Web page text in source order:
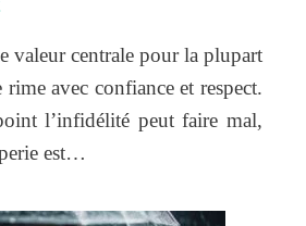
valeur centrale pour la plupart
avec confiance et respect.
l’infidélité peut faire mal,
est…